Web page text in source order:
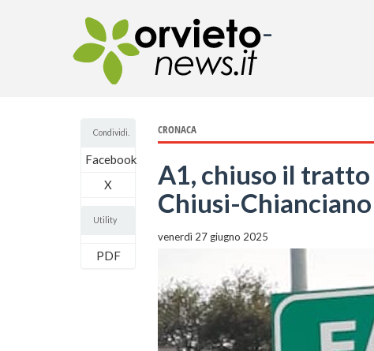
-
Condividi.
Facebook
X
Utility
PDF
CRONACA
A1, chiuso il
Chiusi-
venerdì 27 giugno 2025